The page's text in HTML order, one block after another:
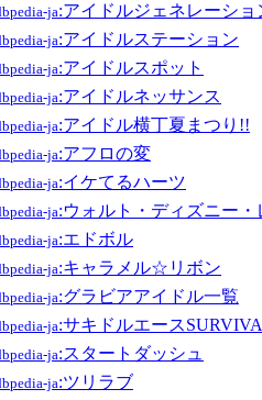
ja:アイドルジェネレーショ
ja:アイドルステーション
ja:アイドルスポット
ja:アイドルネッサンス
ja:アイドル横丁夏まつり!!
ja:アフロの変
ja:イケてるハーツ
ja:ウォルト・ディズニー・
ja:エドボル
ja:キャラメル☆リボン
ja:グラビアアイドル一覧
ja:サキドルエース
ja:スタートダッシュ
ja:ツリラブ